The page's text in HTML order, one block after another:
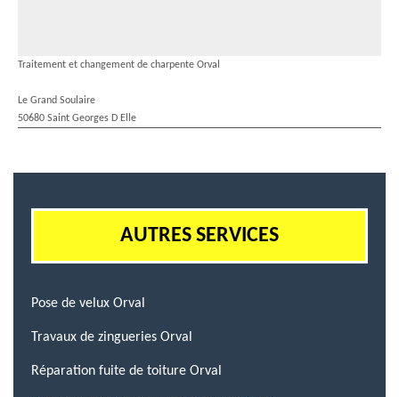
Traitement et changement de charpente Orval
Le Grand Soulaire
50680 Saint Georges D Elle
AUTRES SERVICES
Pose de velux Orval
Travaux de zingueries Orval
Réparation fuite de toiture Orval